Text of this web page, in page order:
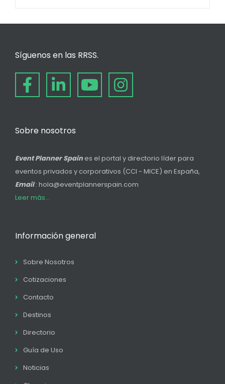
Síguenos en las RRSS.
Sobre nosotros
Event Planner Spain es el portal y directorio líder para
eventos privados y corporativos (CCI - MICE) en España,
Email: hola@eventplannerspain.com
Leer más...
Información general
Sobre Nosotros
Cotizaciones
Contacto
Destinos
Directorio
Guía de Uso
Noticias